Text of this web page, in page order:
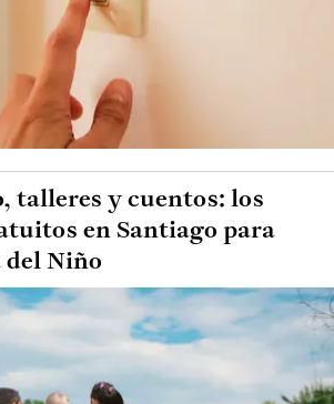
talleres y cuentos: los
en Santiago para
del Niño